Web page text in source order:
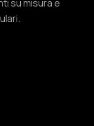
su misura e